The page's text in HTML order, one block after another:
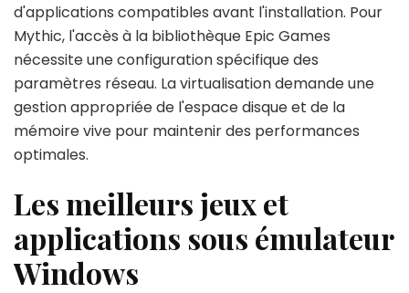
d'applications compatibles avant l'installation. Pour
Mythic, l'accès à la bibliothèque Epic Games
nécessite une configuration spécifique des
paramètres réseau. La virtualisation demande une
gestion appropriée de l'espace disque et de la
mémoire vive pour maintenir des performances
optimales.
Les meilleurs jeux et
applications sous émulateur
Windows